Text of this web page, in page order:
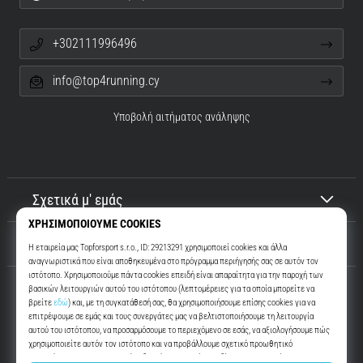
Top4Running.cy
Περισσότερα από 16 χρόνια σας παρακινούμε να βγείτε έξω και να
Σχετικά μ' εμάς
Εξυπηρέτηση πελατών
+302111996496
info@top4running.cy
Υποβολή αιτήματος ανάληψης